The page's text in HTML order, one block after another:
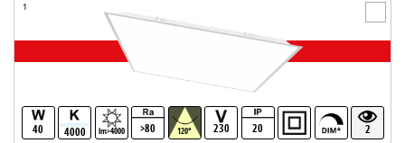
1
40 4000 lm>4000 >80 120° 230 20 2